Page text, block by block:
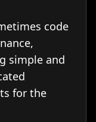
code
simple and
for the